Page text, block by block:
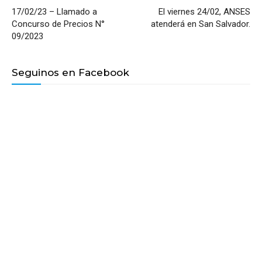
17/02/23 – Llamado a
Concurso de Precios N°
09/2023
El viernes 24/02, ANSES
atenderá en San Salvador.
Seguinos en Facebook